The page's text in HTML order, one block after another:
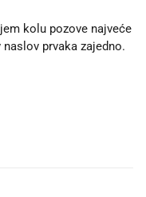
kolu pozove najveće
prvaka zajedno.